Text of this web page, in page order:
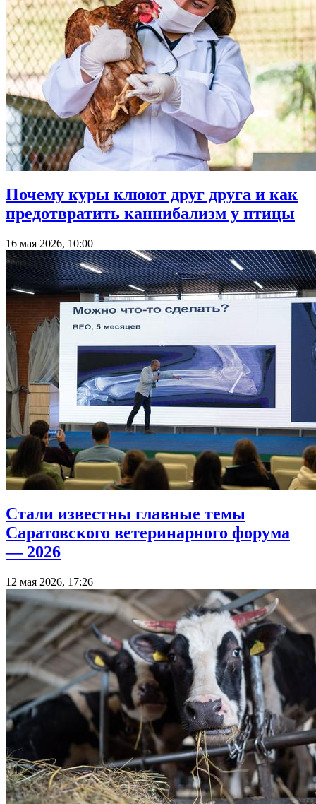
Почему куры клюют друг друга и как
предотвратить каннибализм у птицы
16 мая 2026, 10:00
Стали известны главные темы
Саратовского ветеринарного форума
— 2026
12 мая 2026, 17:26